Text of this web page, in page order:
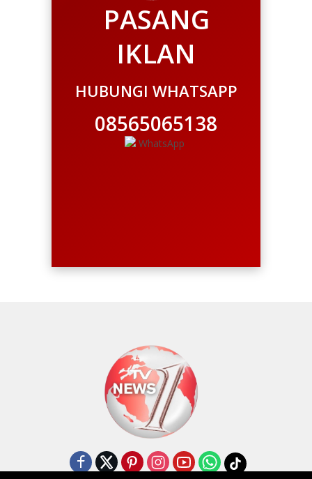
PASANG
IKLAN
HUBUNGI WHATSAPP
08565065138